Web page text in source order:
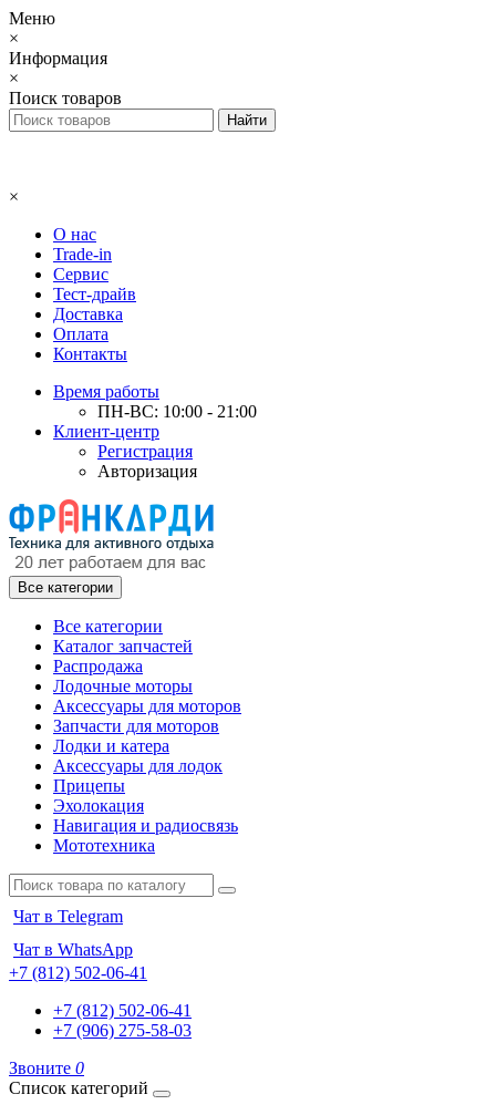
Меню
×
Информация
×
Поиск товаров
×
О нас
Trade-in
Сервис
Тест-драйв
Доставка
Оплата
Контакты
Время работы
ПН-ВС: 10:00 - 21:00
Клиент-центр
Регистрация
Авторизация
Все категории
Все категории
Каталог запчастей
Распродажа
Лодочные моторы
Аксессуары для моторов
Запчасти для моторов
Лодки и катера
Аксессуары для лодок
Прицепы
Эхолокация
Навигация и радиосвязь
Мототехника
Чат в Telegram
Чат в WhatsApp
+7 (812) 502-06-41
+7 (812) 502-06-41
+7 (906) 275-58-03
Звоните 0
Список категорий